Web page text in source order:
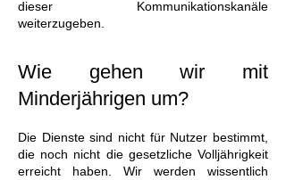
dieser Kommunikationskanäle
weiterzugeben.
Wie gehen wir mit
Minderjährigen um?
Die Dienste sind nicht für Nutzer bestimmt,
die noch nicht die gesetzliche Volljährigkeit
erreicht haben. Wir werden wissentlich